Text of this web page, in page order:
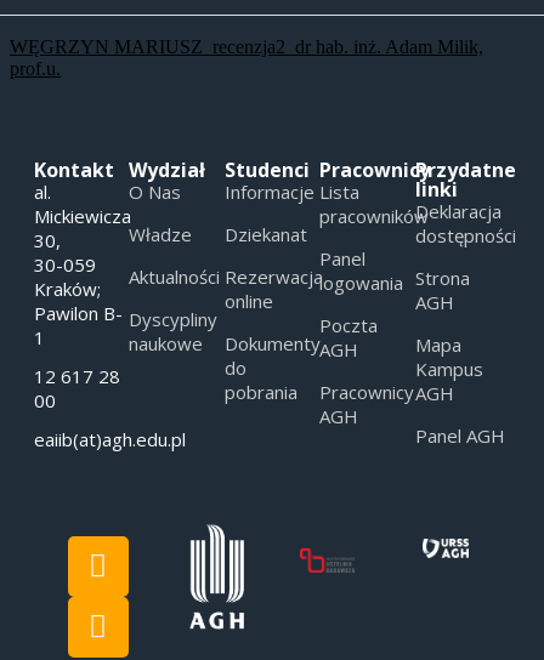
WĘGRZYN MARIUSZ_recenzja2_dr hab. inż. Adam Milik,
prof.u.
Kontakt
al.
Mickiewicza
30,
30-059
Kraków;
Pawilon B-
1
12 617 28
00
eaiib(at)agh.edu.pl
Wydział
O Nas
Władze
Aktualności
Dyscypliny
naukowe
Studenci
Informacje
Dziekanat
Rezerwacja
online
Dokumenty
do
pobrania
Pracownicy
Lista
pracowników
Panel
logowania
Poczta
AGH
Pracownicy
AGH
Przydatne
linki
Deklaracja
dostępności
Strona
AGH
Mapa
Kampus
AGH
Panel AGH